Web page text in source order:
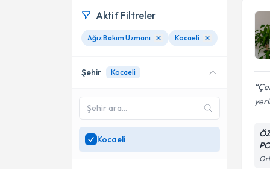
Aktif Filtreler
Ağız Bakım Uzmanı Kocaeli
Şehir Kocaeli
Kocaeli